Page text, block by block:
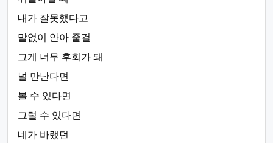
내가 잘못했다고
말없이 안아 줄걸
그게 너무 후회가 돼
널 만난다면
볼 수 있다면
그럴 수 있다면
네가 바랬던